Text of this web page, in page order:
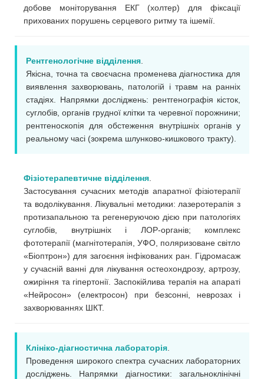
добове моніторування ЕКГ (холтер) для фіксації
прихованих порушень серцевого ритму та ішемії.
Рентгенологічне відділення
Якісна, точна та своєчасна променева діагностика для
виявлення захворювань, патологій і травм на ранніх
стадіях. Напрямки досліджень: рентгенографія кісток,
суглобів, органів грудної клітки та черевної порожнини;
рентгеноскопія для обстеження внутрішніх органів у
реальному часі (зокрема шлунково-кишкового тракту).
Фізіотерапевтичне відділення
Застосування сучасних методів апаратної фізіотерапії
та водолікування. Лікувальні методики: лазеротерапія з
протизапальною та регенеруючою дією при патологіях
суглобів, внутрішніх і ЛОР-органів; комплекс
фототерапії (магнітотерапія, УФО, поляризоване світло
«Біоптрон») для загоєння інфікованих ран. Гідромасаж
у сучасній ванні для лікування остеохондрозу, артрозу,
ожиріння та гіпертонії. Заспокійлива терапія на апараті
«Нейросон» (електросон) при безсонні, неврозах і
захворюваннях ШКТ.
Клініко-діагностична лабораторія
Проведення широкого спектра сучасних лабораторних
досліджень. Напрямки діагностики: загальноклінічні